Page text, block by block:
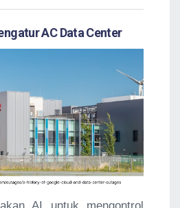
AC Data Center
AI untuk mengontrol